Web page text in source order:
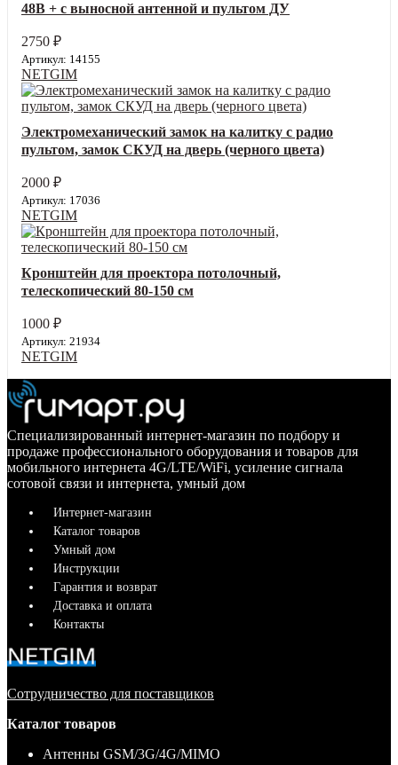
48В + с выносной антенной и пультом ДУ
2750 ₽
Артикул: 14155
NETGIM
Электромеханический замок на калитку с радио
пультом, замок СКУД на дверь (черного цвета)
2000 ₽
Артикул: 17036
NETGIM
Кронштейн для проектора потолочный,
телескопический 80-150 см
1000 ₽
Артикул: 21934
NETGIM
Специализированный интернет-магазин по подбору и
продаже профессионального оборудования и товаров для
мобильного интернета 4G/LTE/WiFi, усиление сигнала
сотовой связи и интернета, умный дом
Интернет-магазин
Каталог товаров
Умный дом
Инструкции
Гарантия и возврат
Доставка и оплата
Контакты
Сотрудничество для поставщиков
Каталог товаров
Антенны GSM/3G/4G/MIMO